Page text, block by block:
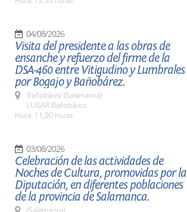
04/08/2026
Visita del presidente a las obras de
ensanche y refuerzo del firme de la
DSA-460 entre Vitigudino y Lumbrales
por Bogajo y Bañobárez.
Bañobárez (Salamanca)
LUGAR Bañobárez
Hora: 11,00 horas
03/08/2026
Celebración de las actividades de
Noches de Cultura, promovidas por la
Diputación, en diferentes poblaciones
de la provincia de Salamanca.
(Salamanca)